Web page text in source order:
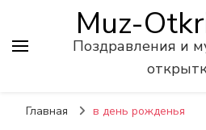
Muz-
Поздравления и
Главная в день рожденья